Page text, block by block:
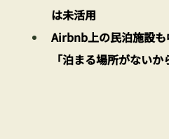
は未活用
Airbnb上の民泊施設も
「泊まる場所がない